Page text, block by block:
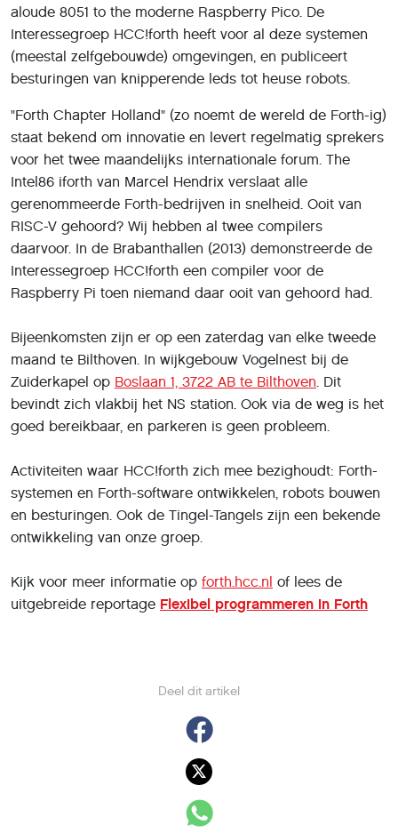
Deel dit artikel
aloude 8051 to the moderne Raspberry Pico. De
Interessegroep HCC!forth heeft voor al deze systemen
(meestal zelfgebouwde) omgevingen, en publiceert
besturingen van knipperende leds tot heuse robots.
"Forth Chapter Holland" (zo noemt de wereld de Forth-ig)
staat bekend om innovatie en levert regelmatig sprekers
voor het twee maandelijks internationale forum. The
Intel86 iforth van Marcel Hendrix verslaat alle
gerenommeerde Forth-bedrijven in snelheid. Ooit van
RISC-V gehoord? Wij hebben al twee compilers
daarvoor. In de Brabanthallen (2013) demonstreerde de
Interessegroep HCC!forth een compiler voor de
Raspberry Pi toen niemand daar ooit van gehoord had.
Bijeenkomsten zijn er op een zaterdag van elke tweede
maand te Bilthoven. In wijkgebouw Vogelnest bij de
Zuiderkapel op Boslaan 1, 3722 AB te Bilthoven. Dit
bevindt zich vlakbij het NS station. Ook via de weg is het
goed bereikbaar, en parkeren is geen probleem.
Activiteiten waar HCC!forth zich mee bezighoudt: Forth-
systemen en Forth-software ontwikkelen, robots bouwen
en besturingen. Ook de Tingel-Tangels zijn een bekende
ontwikkeling van onze groep.
Kijk voor meer informatie op forth.hcc.nl of lees de
uitgebreide reportage Flexibel programmeren in Forth